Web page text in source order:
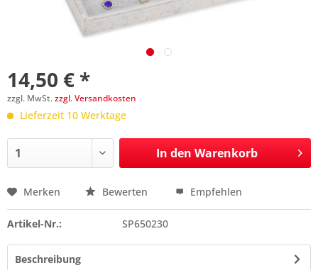
14,50 € *
zzgl. MwSt.zzgl. Versandkosten
Lieferzeit 10 Werktage
In den Warenkorb
Preis anfragen
Merken Bewerten Empfehlen
Artikel-Nr.: SP650230
Beschreibung